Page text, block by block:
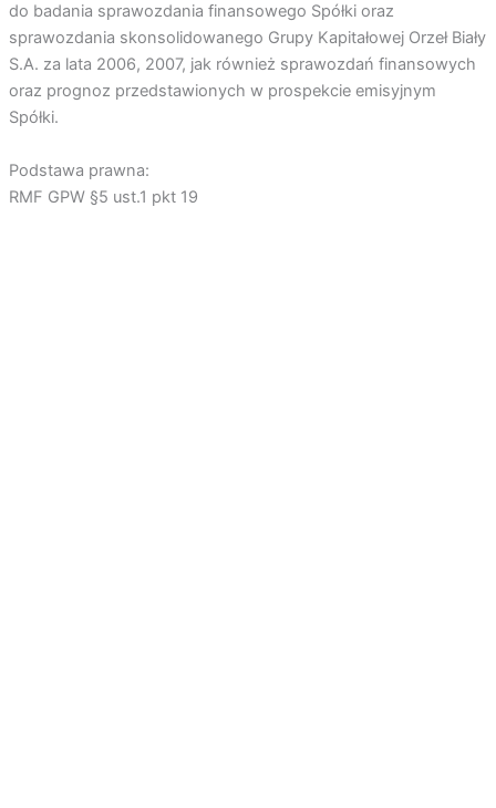
do badania sprawozdania finansowego Spółki oraz
sprawozdania skonsolidowanego Grupy Kapitałowej Orzeł Biały
S.A. za lata 2006, 2007, jak również sprawozdań finansowych
oraz prognoz przedstawionych w prospekcie emisyjnym
Spółki.
Podstawa prawna:
RMF GPW §5 ust.1 pkt 19